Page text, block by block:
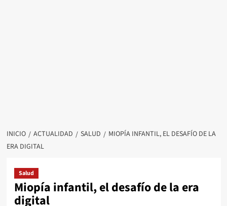
INICIO ACTUALIDAD SALUD
MIOPÍA INFANTIL, EL DESAFÍO DE LA
ERA DIGITAL
Salud
Miopía infantil, el desafío de la era
digital